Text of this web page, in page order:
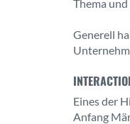
Thema
Generell
Eines der
Anfang